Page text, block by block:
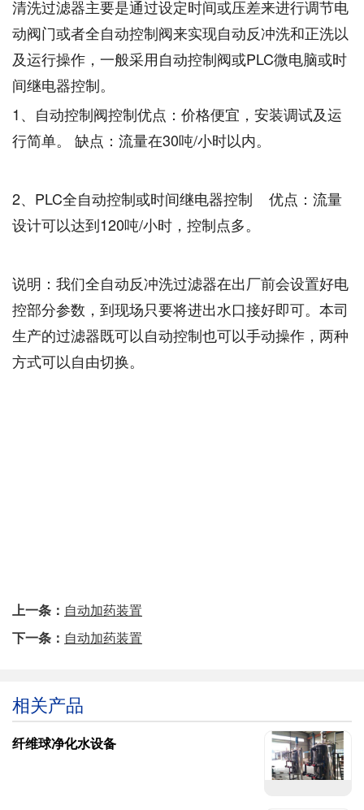
清洗过滤器主要是通过设定时间或压差来进行调节电
动阀门或者全自动控制阀来实现自动反冲洗和正洗以
及运行操作，一般采用自动控制阀或PLC微电脑或时
间继电器控制。
1、自动控制阀控制优点：价格便宜，安装调试及运
行简单。 缺点：流量在30吨/小时以内。
2、PLC全自动控制或时间继电器控制 优点：流量
设计可以达到120吨/小时，控制点多。
说明：我们全自动反冲洗过滤器在出厂前会设置好电
控部分参数，到现场只要将进出水口接好即可。本司
生产的过滤器既可以自动控制也可以手动操作，两种
方式可以自由切换。
上一条： 自动加药装置
下一条： 自动加药装置
相关产品
纤维球净化水设备